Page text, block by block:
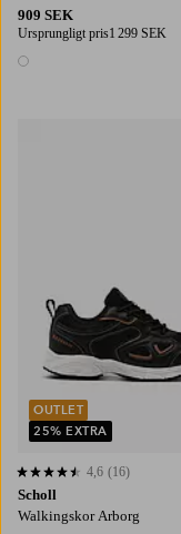
909 SEK
Ursprungligt pris1 299 SEK
1 färg
Scholl
Walkingskor Arborg
4,6 baserat på 16 st betyg
4,6 (16)
OUTLET
25% EXTRA